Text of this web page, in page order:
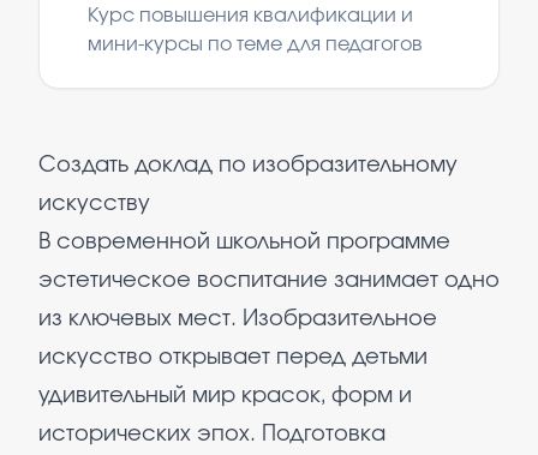
Курс повышения квалификации и
мини-курсы по теме для педагогов
Создать доклад по изобразительному
искусству
В современной школьной программе
эстетическое воспитание занимает одно
из ключевых мест. Изобразительное
искусство открывает перед детьми
удивительный мир красок, форм и
исторических эпох. Подготовка